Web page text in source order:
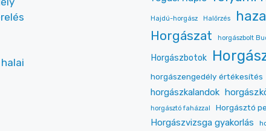
Hajdú-horgász Halőrzés
Horgászat horgászbolt
Horgászbotok
horgászengedély értékesítés
horgászkalandok
horgásztó faházzal Horgásztó
Horgászvizsga gyakorlás